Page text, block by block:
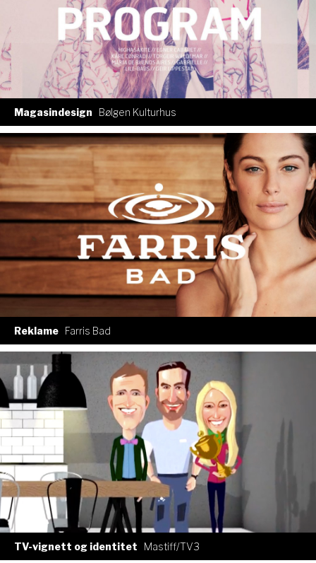
Magasindesign Bølgen Kulturhus
Reklame Farris Bad
TV-vignett og identitet Mastiff/TV3